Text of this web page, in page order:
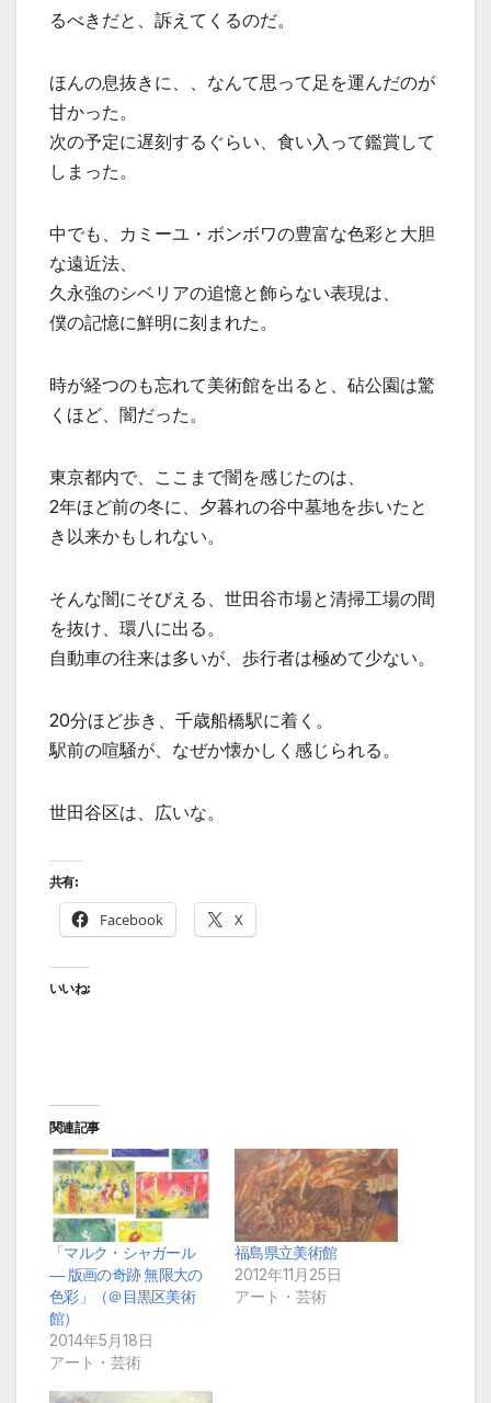
るべきだと、訴えてくるのだ。
ほんの息抜きに、、なんて思って足を運んだのが
甘かった。
次の予定に遅刻するぐらい、食い入って鑑賞して
しまった。
中でも、カミーユ・ボンボワの豊富な色彩と大胆
な遠近法、
久永強のシベリアの追憶と飾らない表現は、
僕の記憶に鮮明に刻まれた。
時が経つのも忘れて美術館を出ると、砧公園は驚
くほど、闇だった。
東京都内で、ここまで闇を感じたのは、
2年ほど前の冬に、夕暮れの谷中墓地を歩いたと
き以来かもしれない。
そんな闇にそびえる、世田谷市場と清掃工場の間
を抜け、環八に出る。
自動車の往来は多いが、歩行者は極めて少ない。
20分ほど歩き、千歳船橋駅に着く。
駅前の喧騒が、なぜか懐かしく感じられる。
世田谷区は、広いな。
共有:
Facebook X
いいね:
関連記事
「マルク・シャガール
― 版画の奇跡 無限大の
色彩」（＠目黒区美術
館）
2014年5月18日
アート・芸術
福島県立美術館
2012年11月25日
アート・芸術